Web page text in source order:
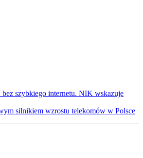
szybkiego internetu. NIK wskazuje
silnikiem wzrostu telekomów w Polsce